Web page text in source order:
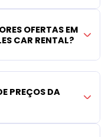
OFERTAS EM
CAR RENTAL?
PREÇOS DA